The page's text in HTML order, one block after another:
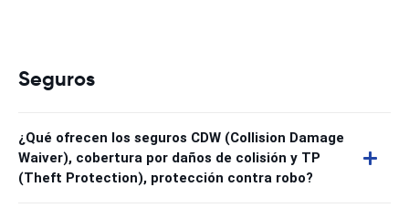
Seguros
¿Qué ofrecen los seguros CDW (Collision Damage
Waiver), cobertura por daños de colisión y TP
(Theft Protection), protección contra robo?